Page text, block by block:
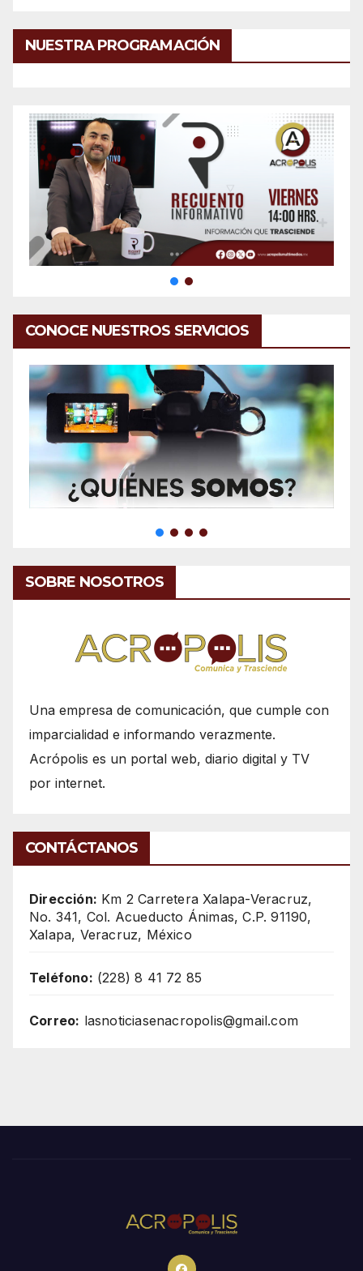
NUESTRA PROGRAMACIÓN
CONOCE NUESTROS SERVICIOS
SOBRE NOSOTROS
Una empresa de comunicación, que cumple con
imparcialidad e informando verazmente.
Acrópolis es un portal web, diario digital y TV
por internet.
CONTÁCTANOS
Dirección: Km 2 Carretera Xalapa-Veracruz,
No. 341, Col. Acueducto Ánimas, C.P. 91190,
Xalapa, Veracruz, México
Teléfono: (228) 8 41 72 85
Correo: lasnoticiasenacropolis@gmail.com